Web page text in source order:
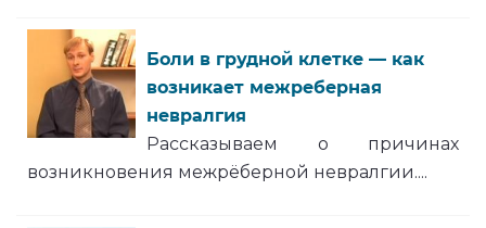
Боли в грудной клетке — как
возникает межреберная
невралгия
Рассказываем о причинах
возникновения межрёберной невралгии....